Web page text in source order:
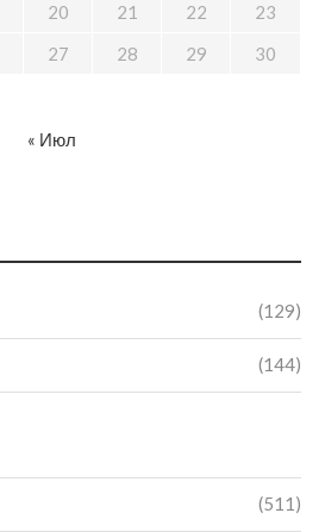
(129)
(144)
(511)
20 21 22
23
27 28 29
30
« Июл